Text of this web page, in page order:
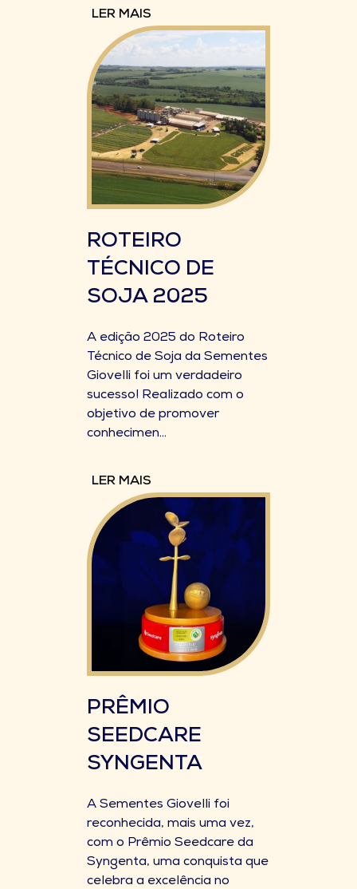
LER MAIS
ROTEIRO
TÉCNICO DE
SOJA 2025
A edição 2025 do Roteiro
Técnico de Soja da Sementes
Giovelli foi um verdadeiro
sucesso! Realizado com o
objetivo de promover
conhecimen...
LER MAIS
PRÊMIO
SEEDCARE
SYNGENTA
A Sementes Giovelli foi
reconhecida, mais uma vez,
com o Prêmio Seedcare da
Syngenta, uma conquista que
celebra a excelência no